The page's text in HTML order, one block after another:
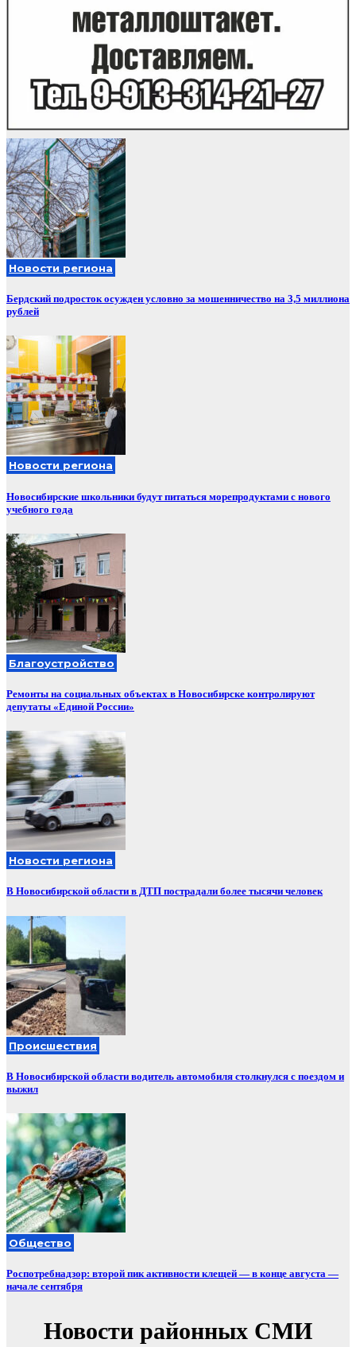
Новости региона
Бердский подросток осужден условно за мошенничество на 3,5 миллиона
рублей
Новости региона
Новосибирские школьники будут питаться морепродуктами с нового
учебного года
Благоустройство
Ремонты на социальных объектах в Новосибирске контролируют
депутаты «Единой России»
Новости региона
В Новосибирской области в ДТП пострадали более тысячи человек
Происшествия
В Новосибирской области водитель автомобиля столкнулся с поездом и
выжил
Общество
Роспотребнадзор: второй пик активности клещей — в конце августа —
начале сентября